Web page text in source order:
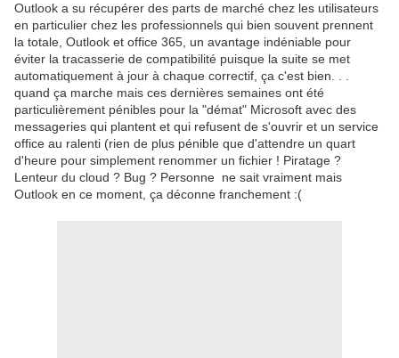
Outlook a su récupérer des parts de marché chez les utilisateurs
en particulier chez les professionnels qui bien souvent prennent
la totale, Outlook et office 365, un avantage indéniable pour
éviter la tracasserie de compatibilité puisque la suite se met
automatiquement à jour à chaque correctif, ça c'est bien. . .
quand ça marche mais ces dernières semaines ont été
particulièrement pénibles pour la "démat" Microsoft avec des
messageries qui plantent et qui refusent de s'ouvrir et un service
office au ralenti (rien de plus pénible que d'attendre un quart
d'heure pour simplement renommer un fichier ! Piratage ?
Lenteur du cloud ? Bug ? Personne ne sait vraiment mais
Outlook en ce moment, ça déconne franchement :(